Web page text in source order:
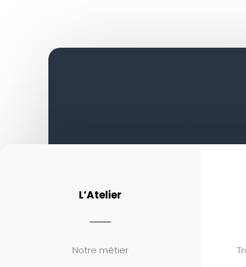
L’Atelier
Notre métier